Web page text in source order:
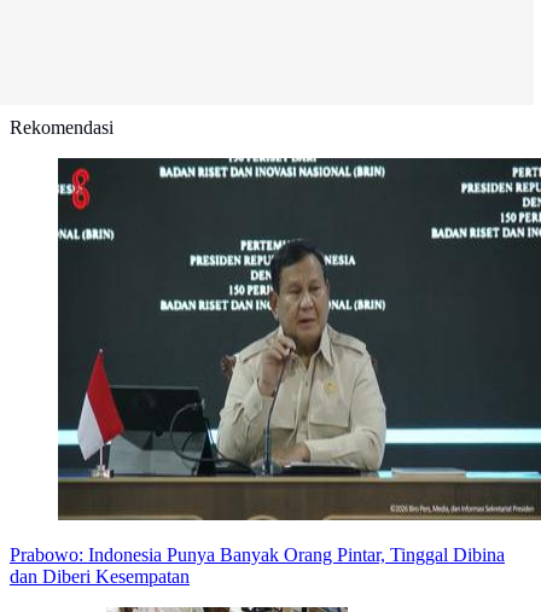
Rekomendasi
Prabowo: Indonesia Punya Banyak Orang Pintar, Tinggal Dibina
dan Diberi Kesempatan